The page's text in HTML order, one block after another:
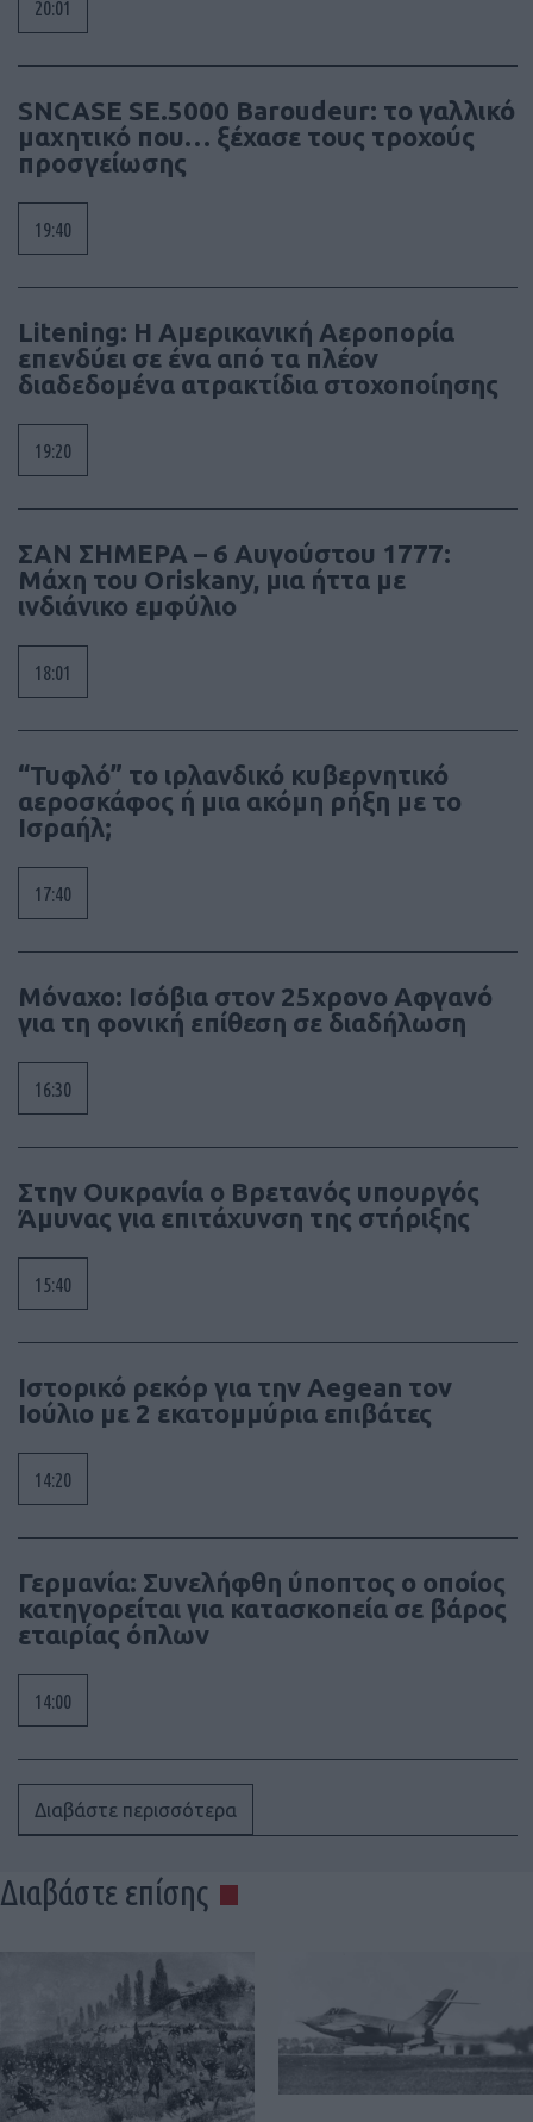
20:01
SNCASE SE.5000 Baroudeur: το γαλλικό
μαχητικό που… ξέχασε τους τροχούς
προσγείωσης
19:40
Litening: Η Αμερικανική Αεροπορία
επενδύει σε ένα από τα πλέον
διαδεδομένα ατρακτίδια στοχοποίησης
19:20
ΣΑΝ ΣΗΜΕΡΑ – 6 Αυγούστου 1777:
Μάχη του Oriskany, μια ήττα με
ινδιάνικο εμφύλιο
18:01
“Τυφλό” το ιρλανδικό κυβερνητικό
αεροσκάφος ή μια ακόμη ρήξη με το
Ισραήλ;
17:40
Μόναχο: Ισόβια στον 25χρονο Αφγανό
για τη φονική επίθεση σε διαδήλωση
16:30
Στην Ουκρανία ο Βρετανός υπουργός
Άμυνας για επιτάχυνση της στήριξης
15:40
Ιστορικό ρεκόρ για την Aegean τον
Ιούλιο με 2 εκατομμύρια επιβάτες
14:20
Γερμανία: Συνελήφθη ύποπτος ο οποίος
κατηγορείται για κατασκοπεία σε βάρος
εταιρίας όπλων
14:00
Διαβάστε περισσότερα
Διαβάστε επίσης